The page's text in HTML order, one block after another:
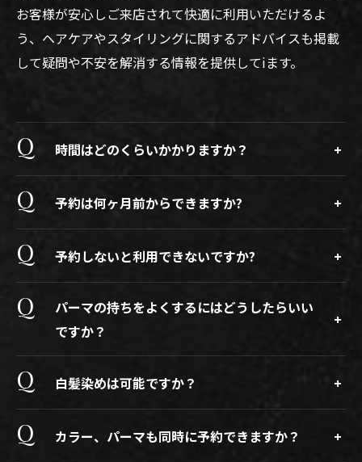
お客様が安心しご来店されて快適に利用いただけるよ
う、ヘアケアやスタイリングに関するアドバイスも掲載
して疑問や不安を解消する情報を提供してiます。
時間はどのくらいかかりますか？
予約は何ヶ月前からできますか?
予約しないと利用できないですか?
パーマの持ちをよくするにはどうしたらいい
ですか？
白髪染めは可能ですか？
カラー、パーマも同時に予約できますか？